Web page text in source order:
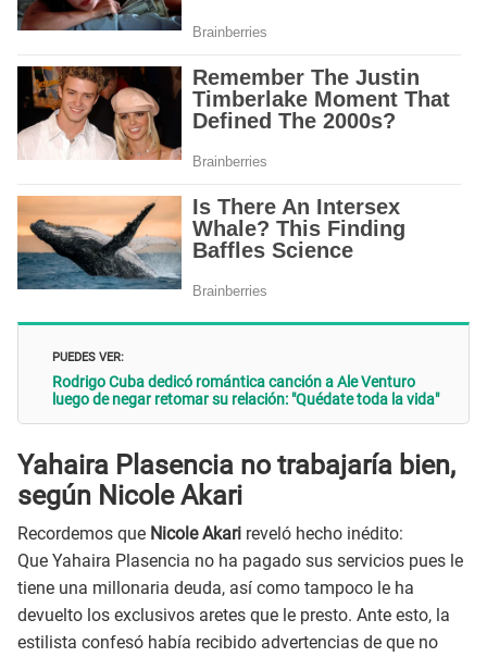
PUEDES VER:
Rodrigo Cuba dedicó romántica canción a Ale Venturo
luego de negar retomar su relación: "Quédate toda la vida"
Yahaira Plasencia no trabajaría bien,
según Nicole Akari
Recordemos que Nicole Akari reveló hecho inédito:
Que Yahaira Plasencia no ha pagado sus servicios pues le
tiene una millonaria deuda, así como tampoco le ha
devuelto los exclusivos aretes que le presto. Ante esto, la
estilista confesó había recibido advertencias de que no